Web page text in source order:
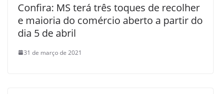
Confira: MS terá três toques de recolher
e maioria do comércio aberto a partir do
dia 5 de abril
31 de março de 2021